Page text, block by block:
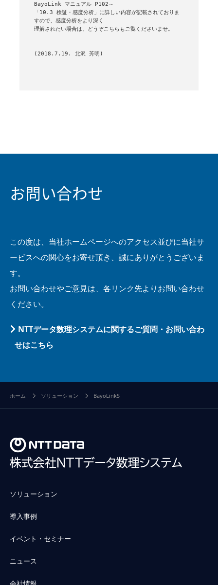
BayoLink マニュアル P102～
「10.3 検証・感度分析」に詳しい内容が記載されておりま
すので、感度分析をより深く
理解されたい場合は、どうぞこちらもご覧くださいませ。
(2018.7.19. 北沢 芳明)
お問い合わせ
この度は、当社ホームページへのアクセス並びに当社サ
ービスへの関心をお寄せ頂き、誠にありがとうございま
す。
お問い合わせやご意見は、各リンク先よりお問い合わせ
ください。
NTTデータ数理システムに関するご質問・お問い合わ
せはこちら
ホーム ソリューション BayoLinkS
ソリューション
導入事例
イベント・セミナー
ニュース